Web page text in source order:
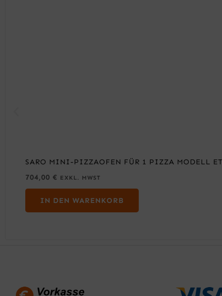
SARO MINI-PIZZAOFEN FÜR 1 PIZZA MODELL
704,00 € EXKL. MWST
IN DEN WARENKORB